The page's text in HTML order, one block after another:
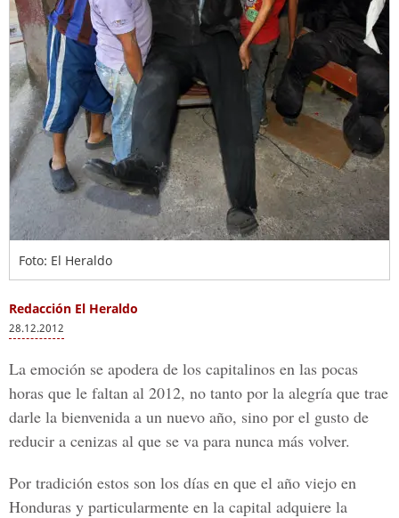
Foto: El Heraldo
Redacción El Heraldo
28.12.2012
La emoción se apodera de los capitalinos en las pocas
horas que le faltan al 2012, no tanto por la alegría que trae
darle la bienvenida a un nuevo año, sino por el gusto de
reducir a cenizas al que se va para nunca más volver.
Por tradición estos son los días en que el año viejo en
Honduras y particularmente en la capital adquiere la